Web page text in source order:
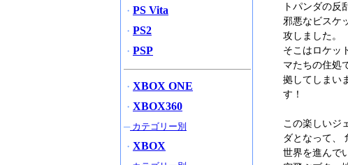
トパンダの反
邪悪なビスケ
攻しました。
そこはロケッ
マたちの住処
拠してしまい
す！
この楽しいジ
ダとなって、
世界を進んで
・ PS Vita
・ PS2
・ PSP
・ XBOX ONE
・ XBOX360
─カテゴリー別
・ XBOX